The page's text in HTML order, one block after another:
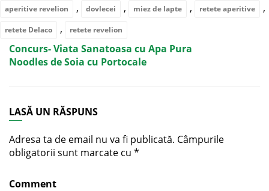
aperitive revelion , dovlecei , miez de lapte , retete aperitive ,
retete Delaco , retete revelion
Concurs- Viata Sanatoasa cu Apa Pura
Noodles de Soia cu Portocale
LASĂ UN RĂSPUNS
Adresa ta de email nu va fi publicată. Câmpurile
obligatorii sunt marcate cu *
Comment